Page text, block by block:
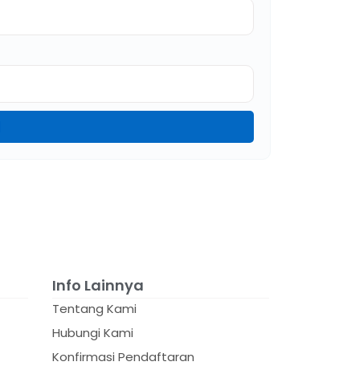
Info Lainnya
Tentang Kami
Hubungi Kami
Konfirmasi Pendaftaran